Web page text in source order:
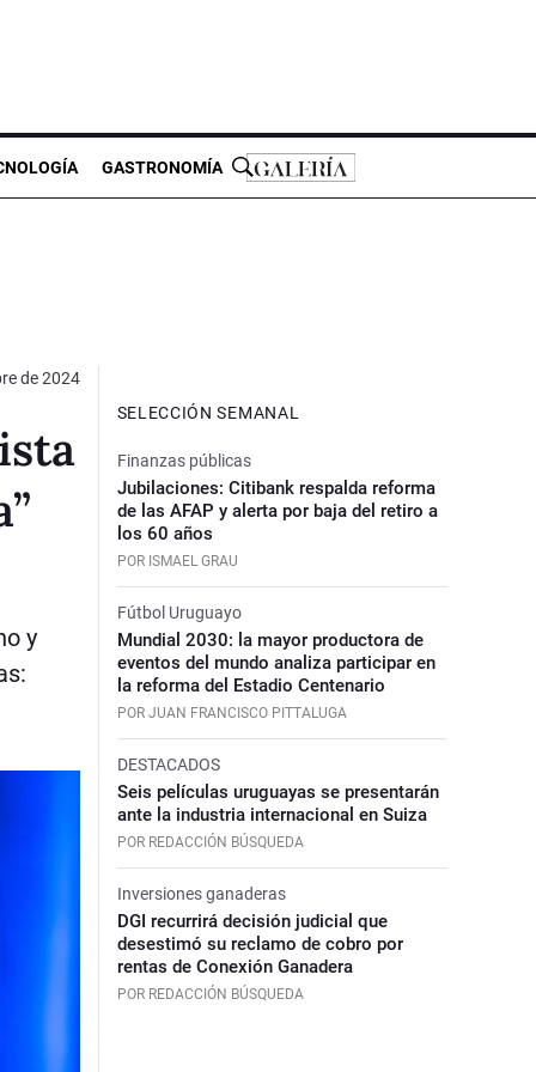
GASTRONOMÍA
de 2024
y
SELECCIÓN SEMANAL
Finanzas públicas
Jubilaciones: Citibank respalda reforma
de las AFAP y alerta por baja del retiro a
los 60 años
POR ISMAEL GRAU
Fútbol Uruguayo
Mundial 2030: la mayor productora de
eventos del mundo analiza participar en
la reforma del Estadio Centenario
POR JUAN FRANCISCO PITTALUGA
DESTACADOS
Seis películas uruguayas se presentarán
ante la industria internacional en Suiza
POR REDACCIÓN BÚSQUEDA
Inversiones ganaderas
DGI recurrirá decisión judicial que
desestimó su reclamo de cobro por
rentas de Conexión Ganadera
POR REDACCIÓN BÚSQUEDA